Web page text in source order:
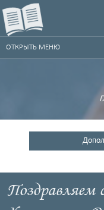
ОТКРЫТЬ МЕНЮ
Поздравляем